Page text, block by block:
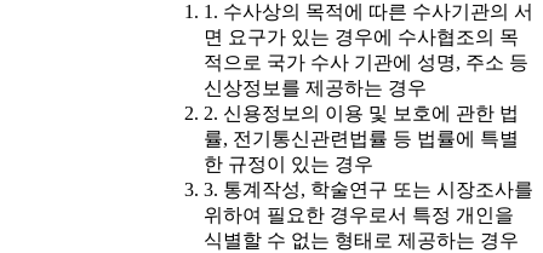
1. 수사상의 목적에 따른 수사기관의 서
면 요구가 있는 경우에 수사협조의 목
적으로 국가 수사 기관에 성명, 주소 등
신상정보를 제공하는 경우
2. 신용정보의 이용 및 보호에 관한 법
률, 전기통신관련법률 등 법률에 특별
한 규정이 있는 경우
3. 통계작성, 학술연구 또는 시장조사를
위하여 필요한 경우로서 특정 개인을
식별할 수 없는 형태로 제공하는 경우